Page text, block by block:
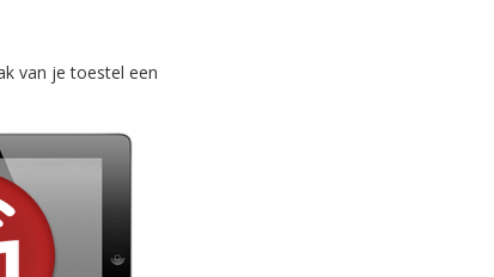
van je toestel een